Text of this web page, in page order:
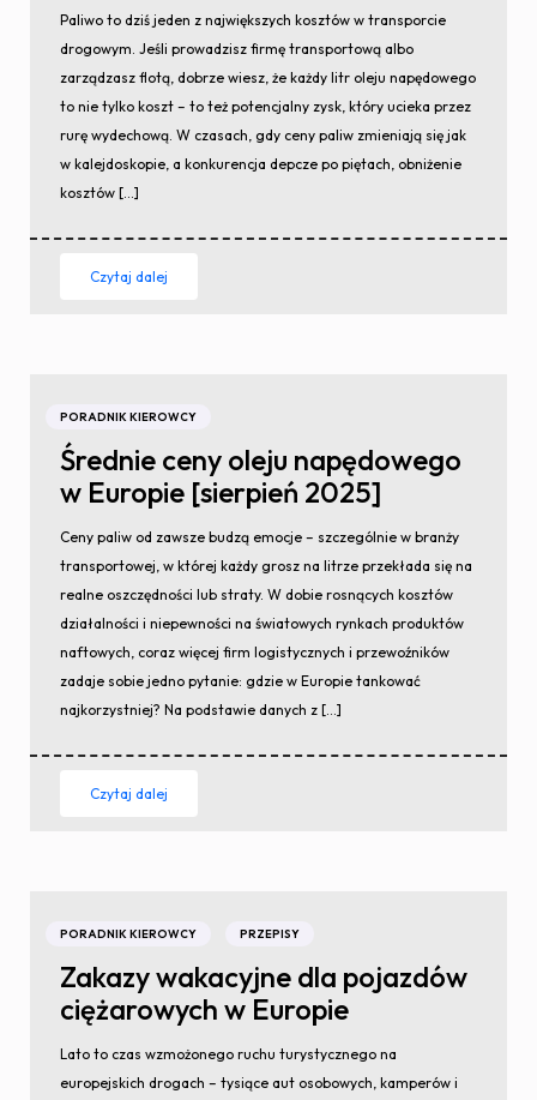
Paliwo to dziś jeden z największych kosztów w transporcie
drogowym. Jeśli prowadzisz firmę transportową albo
zarządzasz flotą, dobrze wiesz, że każdy litr oleju napędowego
to nie tylko koszt – to też potencjalny zysk, który ucieka przez
rurę wydechową. W czasach, gdy ceny paliw zmieniają się jak
w kalejdoskopie, a konkurencja depcze po piętach, obniżenie
kosztów […]
Czytaj dalej
PORADNIK KIEROWCY
Średnie ceny oleju napędowego
w Europie [sierpień 2025]
Ceny paliw od zawsze budzą emocje – szczególnie w branży
transportowej, w której każdy grosz na litrze przekłada się na
realne oszczędności lub straty. W dobie rosnących kosztów
działalności i niepewności na światowych rynkach produktów
naftowych, coraz więcej firm logistycznych i przewoźników
zadaje sobie jedno pytanie: gdzie w Europie tankować
najkorzystniej? Na podstawie danych z […]
Czytaj dalej
PORADNIK KIEROWCY PRZEPISY
Zakazy wakacyjne dla pojazdów
ciężarowych w Europie
Lato to czas wzmożonego ruchu turystycznego na
europejskich drogach – tysiące aut osobowych, kamperów i